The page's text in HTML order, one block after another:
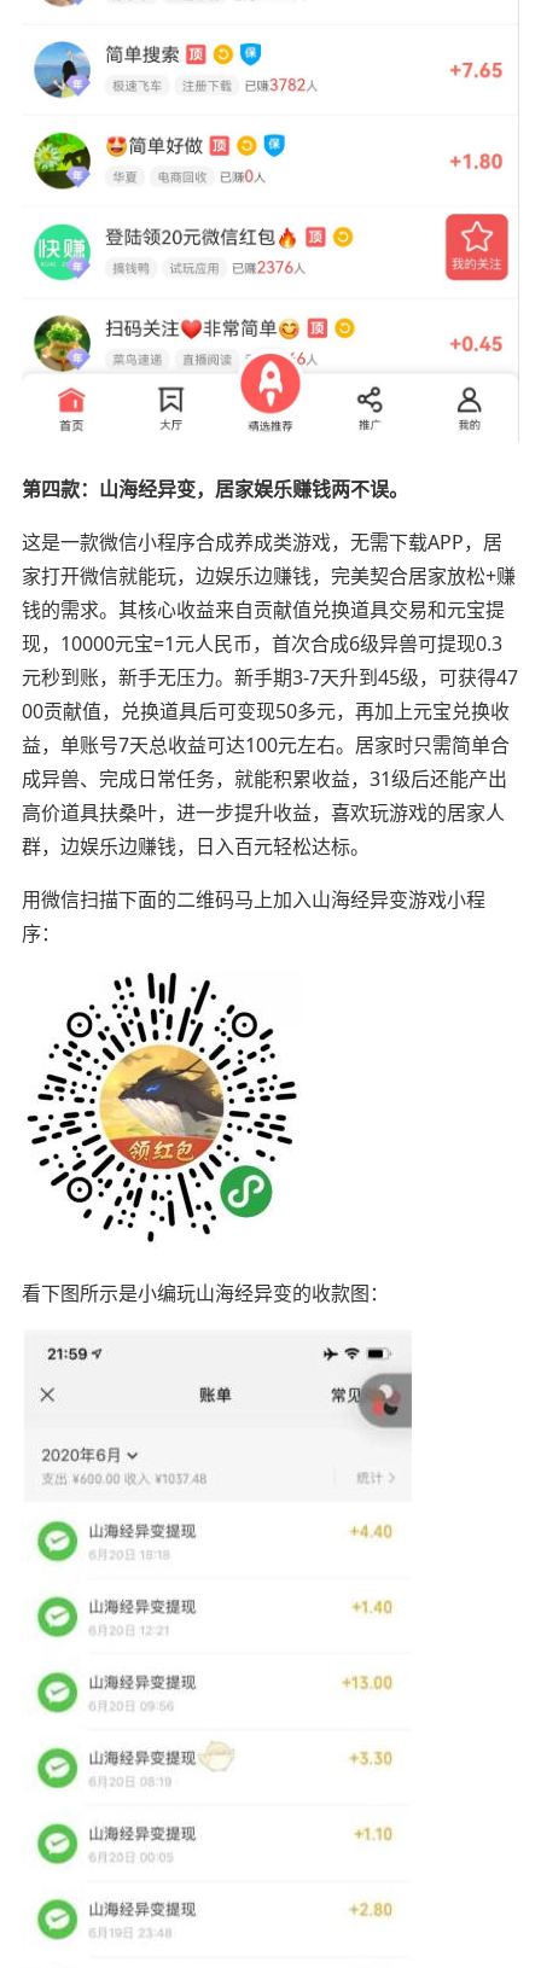
第四款：山海经异变，居家娱乐赚钱两不误。
这是一款微信小程序合成养成类游戏，无需下载APP，居
家打开微信就能玩，边娱乐边赚钱，完美契合居家放松+赚
钱的需求。其核心收益来自贡献值兑换道具交易和元宝提
现，10000元宝=1元人民币，首次合成6级异兽可提现0.3
元秒到账，新手无压力。新手期3-7天升到45级，可获得47
00贡献值，兑换道具后可变现50多元，再加上元宝兑换收
益，单账号7天总收益可达100元左右。居家时只需简单合
成异兽、完成日常任务，就能积累收益，31级后还能产出
高价道具扶桑叶，进一步提升收益，喜欢玩游戏的居家人
群，边娱乐边赚钱，日入百元轻松达标。
用微信扫描下面的二维码马上加入山海经异变游戏小程
序：
看下图所示是小编玩山海经异变的收款图：